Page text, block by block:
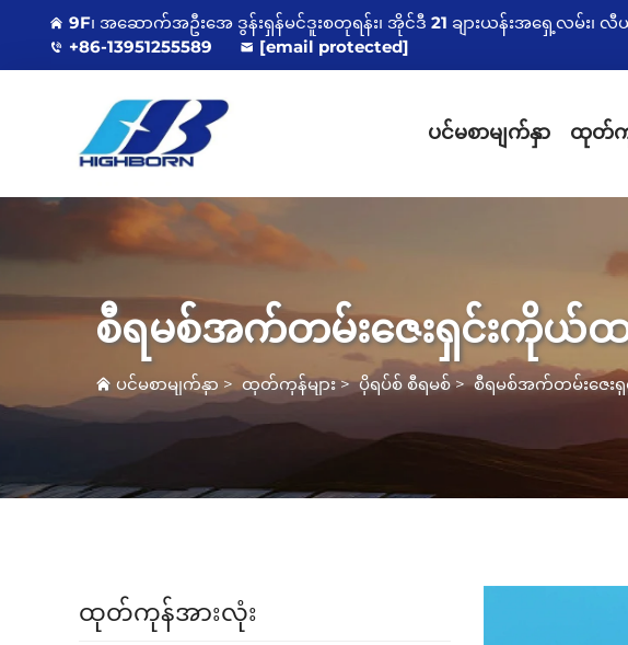
9F၊ အဆောက်အဦးအေ ဒွန်းရှန်မင်ဒူးစတုရန်း၊ အိုင်ဒီ 21 ချားယန်းအရှေ့လမ်း၊
+86-13951255589
[email protected]
ပင်မစာမျက်နှာ ထုတ်ကု
စီရမစ်အက်တမ်းဇေးရှင်းကိုယ်
ပင်မစာမျက်နှာ > ထုတ်ကုန်များ>ပိုရပ်စ် စီရမစ်>စီရမစ်အက်တမ်းဇေ
ထုတ်ကုန်အားလုံး